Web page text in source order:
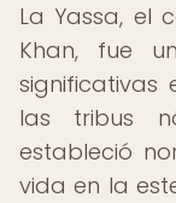
La Yassa, el
Khan, fue
significativas
las tribus
estableció
vida en la